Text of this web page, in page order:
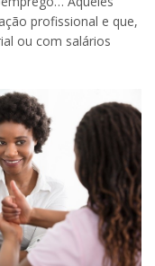
profissional e que,
ou com salários